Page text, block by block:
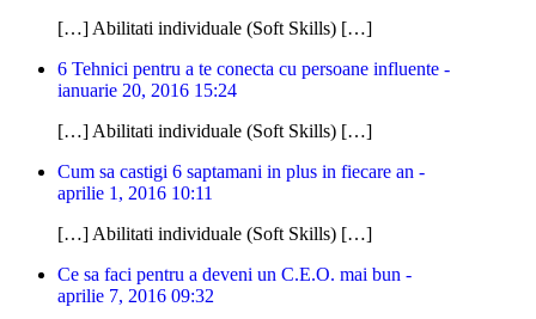
[…] Abilitati individuale (Soft Skills) […]
6 Tehnici pentru a te conecta cu persoane influente -
ianuarie 20, 2016 15:24
[…] Abilitati individuale (Soft Skills) […]
Cum sa castigi 6 saptamani in plus in fiecare an -
aprilie 1, 2016 10:11
[…] Abilitati individuale (Soft Skills) […]
Ce sa faci pentru a deveni un C.E.O. mai bun -
aprilie 7, 2016 09:32